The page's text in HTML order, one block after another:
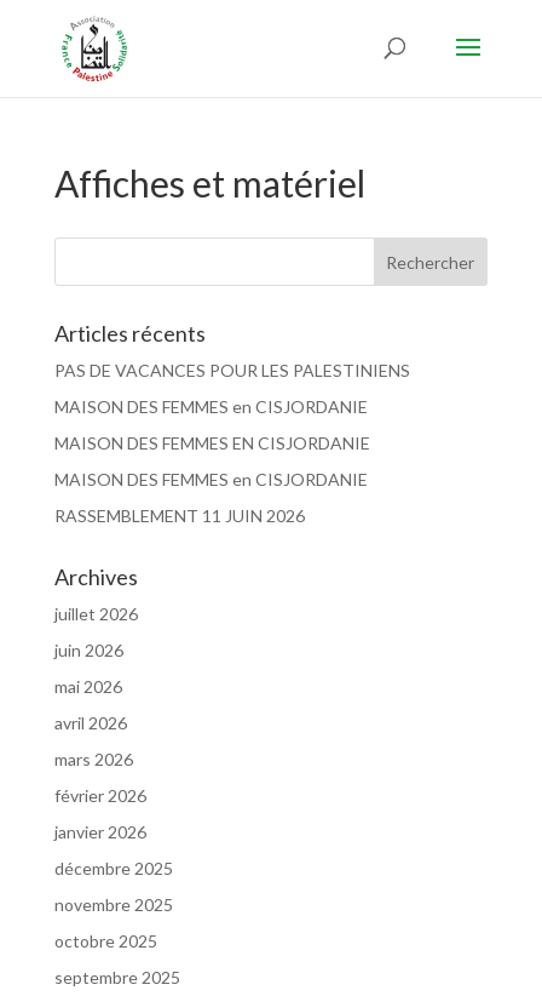
Affiches et matériel
Articles récents
PAS DE VACANCES POUR LES PALESTINIENS
MAISON DES FEMMES en CISJORDANIE
MAISON DES FEMMES EN CISJORDANIE
MAISON DES FEMMES en CISJORDANIE
RASSEMBLEMENT 11 JUIN 2026
Archives
juillet 2026
juin 2026
mai 2026
avril 2026
mars 2026
février 2026
janvier 2026
décembre 2025
novembre 2025
octobre 2025
septembre 2025